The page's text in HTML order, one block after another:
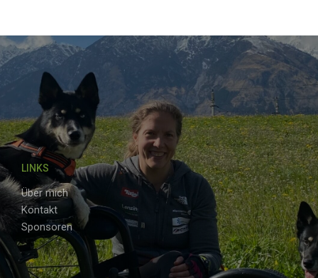
LINKS
Über mich
Kontakt
Sponsoren